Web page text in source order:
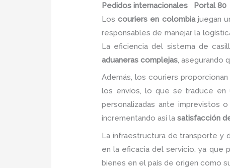
Pedidos internacionales Portal 80
Loscouriers en colombia juegan
responsables de manejar la
La eficiencia del sistema de
aduaneras complejas ,
Además, los couriers
los envíos, lo que se traduce en
personalizadas ante imprevistos
incrementando así lasatisfacción
La infraestructura de transporte
en la eficacia del servicio, ya que
bienes en el país de origen como